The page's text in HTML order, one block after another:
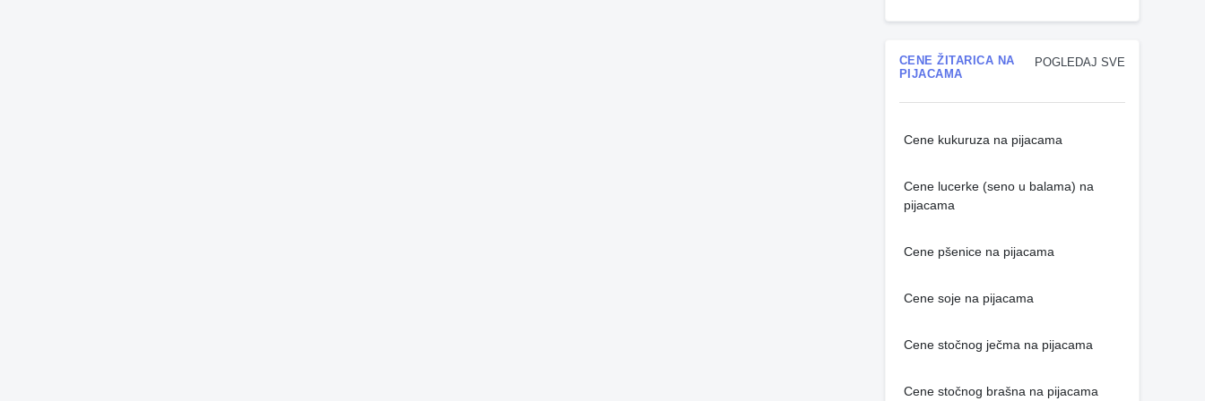
POGLEDAJ SVE
CENE ŽITARICA NA
PIJACAMA
Cene kukuruza na pijacama
Cene lucerke (seno u balama) na
pijacama
Cene pšenice na pijacama
Cene soje na pijacama
Cene stočnog ječma na pijacama
Cene stočnog brašna na pijacama